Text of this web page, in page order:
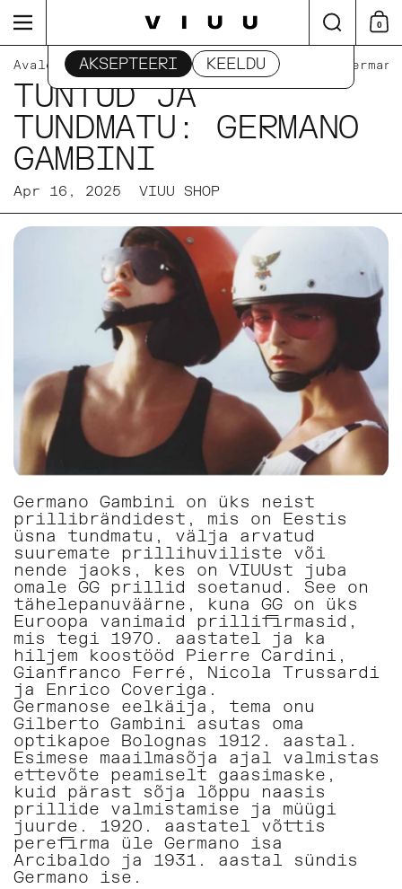
Menüü 0
Avaleht / Uudised / Tuntud ja tundmatu:
TUNTUD JA
TUNDMATU: GERMANO
GAMBINI
Apr 16, 2025 VIUU SHOP
Germano Gambini on üks neist
prillibrändidest, mis on Eestis
üsna tundmatu, välja arvatud
suuremate prillihuviliste või
nende jaoks, kes on VIUUst juba
omale GG prillid soetanud. See on
tähelepanuväärne, kuna GG on üks
Euroopa vanimaid prillifirmasid,
mis tegi 1970. aastatel ja ka
hiljem koostööd Pierre Cardini,
Gianfranco Ferré, Nicola Trussardi
ja Enrico Coveriga.
Germanose eelkäija, tema onu
Gilberto Gambini asutas oma
optikapoe Bolognas 1912. aastal.
Esimese maailmasõja ajal valmistas
ettevõte peamiselt gaasimaske,
kuid pärast sõja lõppu naasis
prillide valmistamise ja müügi
juurde. 1920. aastatel võttis
perefirma üle Germano isa
Arcibaldo ja 1931. aastal sündis
Germano ise.
See sait kasutab küpsiseid
AKSEPTEERI KEELDU